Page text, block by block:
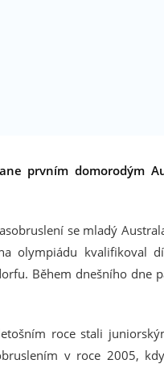
prvním domorodým
se mladý
olympiádu kvalifikoval
Během dnešního dne
roce stali
v roce 2005,
Děkujeme